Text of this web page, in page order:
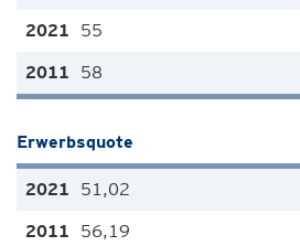
55
58
Erwerbsquote
51,02
56,19